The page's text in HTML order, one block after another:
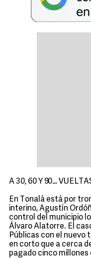
A 30, 60 Y 90…
En Tonalá está por
interino, Agustín
control del municipio
Álvaro Alatorre. El
Públicas con el nuevo
en corto que a cerca
pagado cinco millones